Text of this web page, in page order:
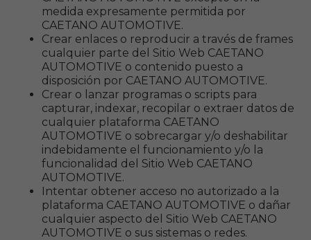
medida expresamente permitida por
CAETANO AUTOMOTIVE.
Crear enlaces o reproducir a través de frames
cualquier parte del Sitio Web CAETANO
AUTOMOTIVE o contenido puesto a
disposición por CAETANO AUTOMOTIVE.
Crear o lanzar programas o scripts para
capturar, indexar, recopilar o extraer datos de
cualquier plataforma CAETANO
AUTOMOTIVE o sobrecargar y/o deshabilitar
indebidamente el funcionamiento y/o la
funcionalidad del Sitio Web CAETANO
AUTOMOTIVE.
Intentar obtener acceso no autorizado a la
plataforma CAETANO AUTOMOTIVE o dañar
cualquier aspecto del Sitio Web CAETANO
AUTOMOTIVE o sus sistemas o redes.